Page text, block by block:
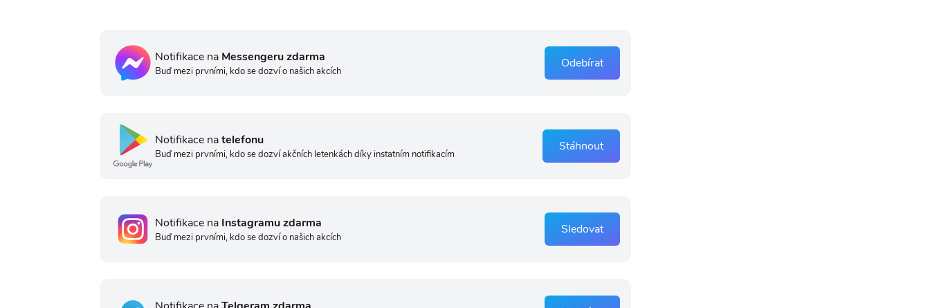
Notifikace na Messengeru zdarma
Buď mezi prvními, kdo se dozví o našich akcích
Odebírat
Notifikace natelefonu
Buď mezi prvními, kdo se dozví akčních letenkách díky instatním notifikacím
Stáhnout
Notifikace na Instagramu zdarma
Buď mezi prvními, kdo se dozví o našich akcích
Sledovat